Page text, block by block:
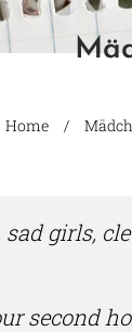
Home
girls,
second